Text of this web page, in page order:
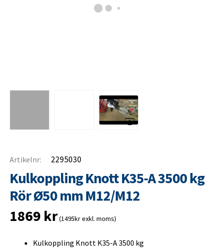
Artikelnr: 2295030
Kulkoppling Knott K35-A 3500 kg
Rör Ø50 mm M12/M12
1869 kr(1495kr exkl. moms)
Kulkoppling Knott K35-A 3500 kg